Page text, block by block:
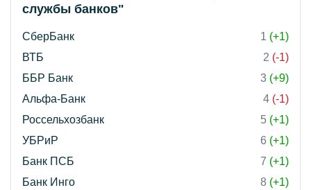
службы банков"
СберБанк 1 (+1)
ВТБ
2 (-1)
ББР Банк
3 (+9)
Альфа-Банк
4 (-1)
Россельхозбанк
5 (+1)
УБРиР
6 (+1)
Банк ПСБ
7 (+1)
Банк Инго
8 (+1)